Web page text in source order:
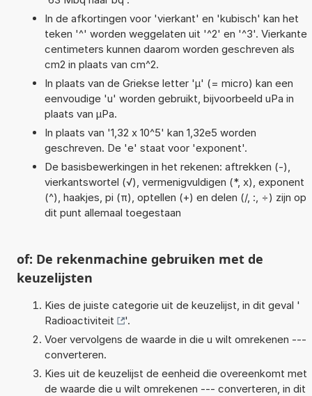
In de afkortingen voor 'vierkant' en 'kubisch' kan het
teken '^' worden weggelaten uit '^2' en '^3'. Vierkante
centimeters kunnen daarom worden geschreven als
cm2 in plaats van cm^2.
In plaats van de Griekse letter 'µ' (= micro) kan een
eenvoudige 'u' worden gebruikt, bijvoorbeeld uPa in
plaats van µPa.
In plaats van '1,32 x 10^5' kan 1,32e5 worden
geschreven. De 'e' staat voor 'exponent'.
De basisbewerkingen in het rekenen: aftrekken (-),
vierkantswortel (√), vermenigvuldigen (*, x), exponent
(^), haakjes, pi (π), optellen (+) en delen (/, :, ÷) zijn op
dit punt allemaal toegestaan
of: De rekenmachine gebruiken met de
keuzelijsten
Kies de juiste categorie uit de keuzelijst, in dit geval '
Radioactiviteit
'.
Voer vervolgens de waarde in die u wilt omrekenen ---
converteren.
Kies uit de keuzelijst de eenheid die overeenkomt met
de waarde die u wilt omrekenen --- converteren, in dit